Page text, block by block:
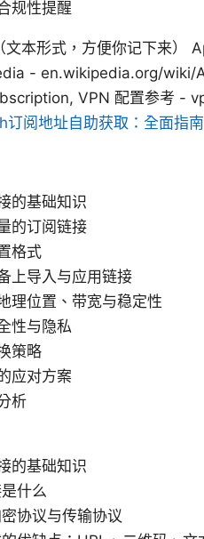
规性提醒
文本形式，方便你记下来
- en.wikipedia.org/wiki/
VPN 配置参考 -
订阅地址自助获取：全面指
的基础知识
的订阅链接
格式
上导入与应用链接
理位置、带宽与稳定性
性与隐私
策略
应对方案
析
的基础知识
什么
协议与传输协议